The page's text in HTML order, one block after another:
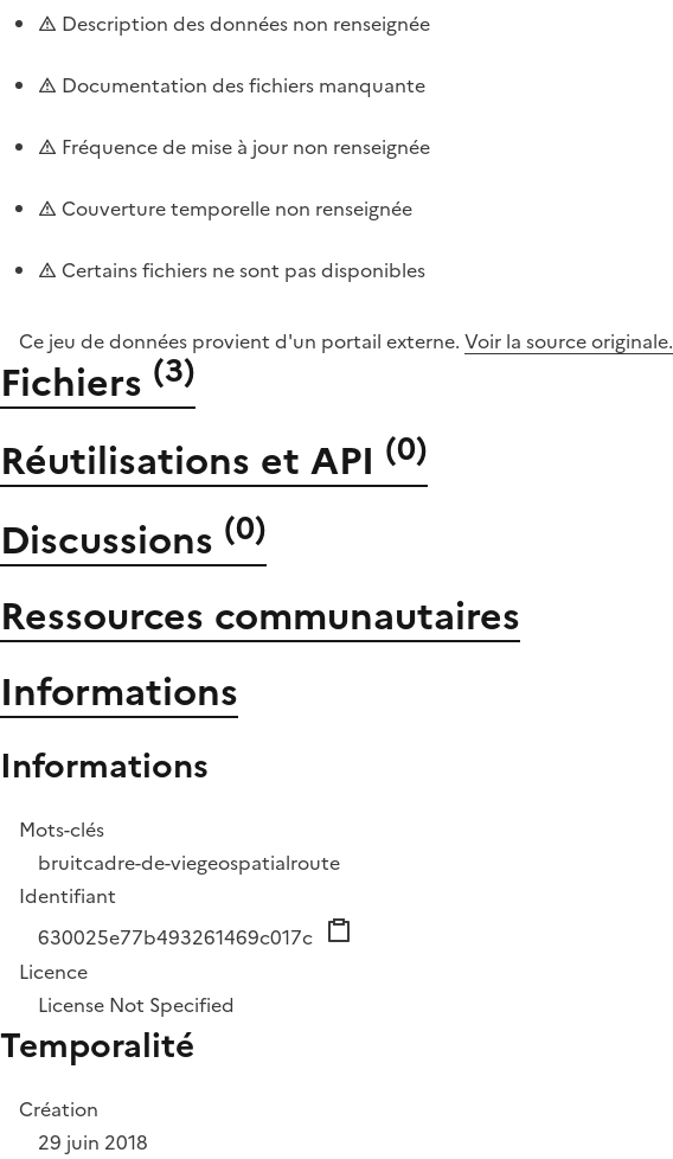
Description des données non renseignée
Documentation des fichiers manquante
Fréquence de mise à jour non renseignée
Couverture temporelle non renseignée
Certains fichiers ne sont pas disponibles
Ce jeu de données provient d'un portail externe. Voir la source originale.
Fichiers (3)
Réutilisations et API (0)
Discussions (0)
Ressources communautaires
Informations
Informations
Mots-clés
bruitcadre-de-viegeospatialroute
Identifiant
630025e77b493261469c017c
Licence
License Not Specified
Temporalité
Création
29 juin 2018